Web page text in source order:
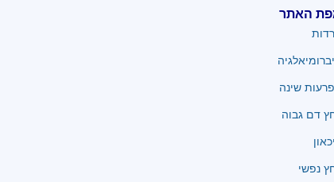
האתר
שינה
דם גבוה
נפשי